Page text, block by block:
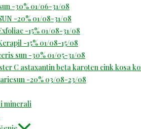
-30% 01/06-31/08
-20% 01/08-31/08
-15% 01/08-31/08
-15% 01/08-15/08
sun -30% 01/05-31/08
C astaxantin beta karoten cink kosa
-20% 03/08-23/08
minerali